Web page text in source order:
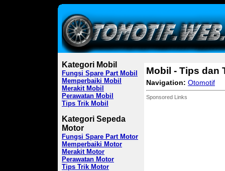
Kategori Mobil
Fungsi Spare Part Mobil
Memperbaiki Mobil
Merakit Mobil
Perawatan Mobil
Tips Trik Mobil
Kategori Sepeda
Motor
Fungsi Spare Part Motor
Memperbaiki Motor
Merakit Motor
Perawatan Motor
Tips Trik Motor
Mobil - Tips dan
Navigation: Otomotif
Sponsored Links